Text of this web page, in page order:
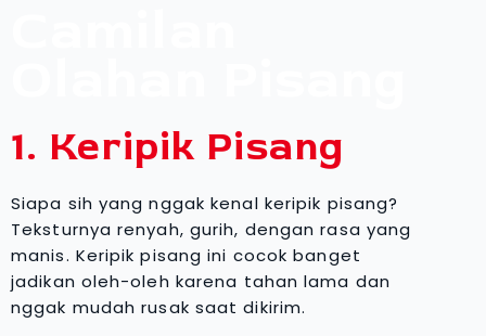
1. Keripik Pisang
Siapa sih yang nggak kenal keripik pisang?
Teksturnya renyah, gurih, dengan rasa yang
manis. Keripik pisang ini cocok banget
jadikan oleh-oleh karena tahan lama dan
nggak mudah rusak saat dikirim.